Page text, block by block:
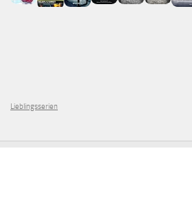
Lieblingsserien